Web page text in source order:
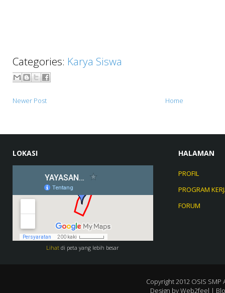
Categories: Karya Siswa
Newer Post Home
LOKASI
Lihatdi peta yang lebih besar
HALAMAN
PROFIL
PROGRAM
FORUM
Copyright 2012 OSIS SMP
Design byWeb2feel |